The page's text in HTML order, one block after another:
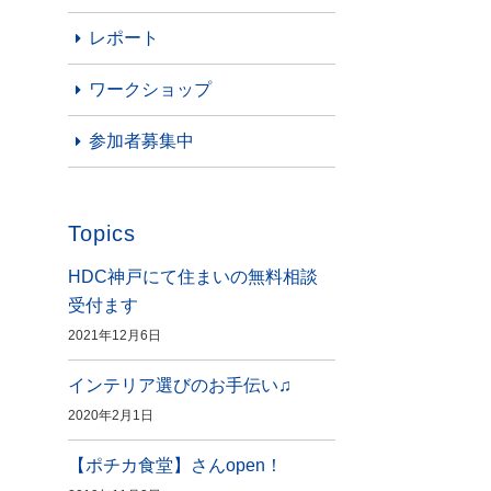
レポート
ワークショップ
参加者募集中
Topics
HDC神戸にて住まいの無料相談
受付ます
2021年12月6日
インテリア選びのお手伝い♫
2020年2月1日
【ポチカ食堂】さんopen！